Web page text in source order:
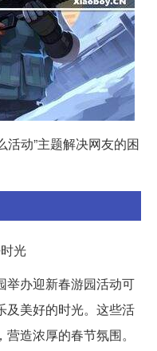
活动”主题解决网友的困
光
举办迎新春游园活动可
及美好的时光。这些活
造浓厚的春节氛围。